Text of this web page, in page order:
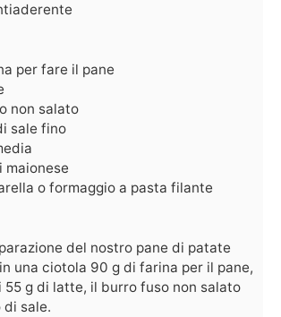
per fare il pane
non salato
sale fino
maionese
o formaggio a pasta filante
del nostro pane di patate
una ciotola 90 g di farina per il pane,
55 g di latte, il burro fuso non salato
di sale.